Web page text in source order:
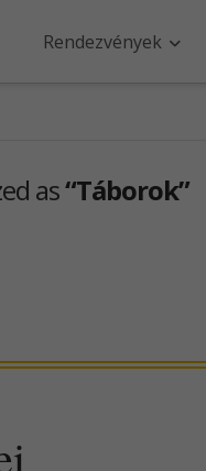
Rendezvények
as“Táborok”